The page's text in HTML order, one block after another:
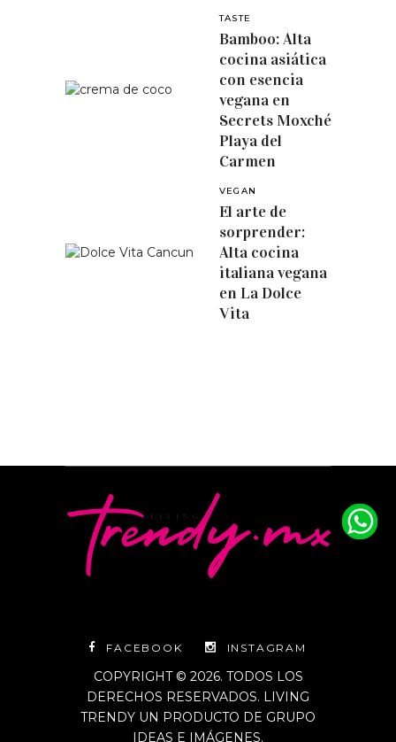
TASTE
Bamboo: Alta
cocina asiática
con esencia
vegana en
Secrets Moxché
Playa del
Carmen
VEGAN
El arte de
sorprender:
Alta cocina
italiana vegana
en La Dolce
Vita
FACEBOOK INSTAGRAM
COPYRIGHT © 2026. TODOS LOS
DERECHOS RESERVADOS. LIVING
TRENDY UN PRODUCTO DE GRUPO
IDEAS E IMÁGENES.